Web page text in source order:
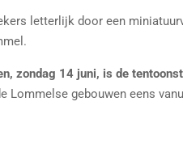
letterlijk door een
zondag 14 juni, is de
Lommelse gebouwen eens